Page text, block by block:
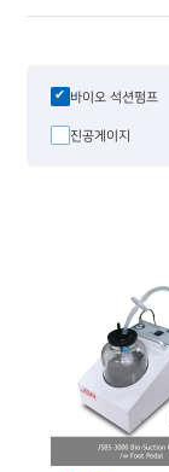
바이오 석션펌프
진공게이지